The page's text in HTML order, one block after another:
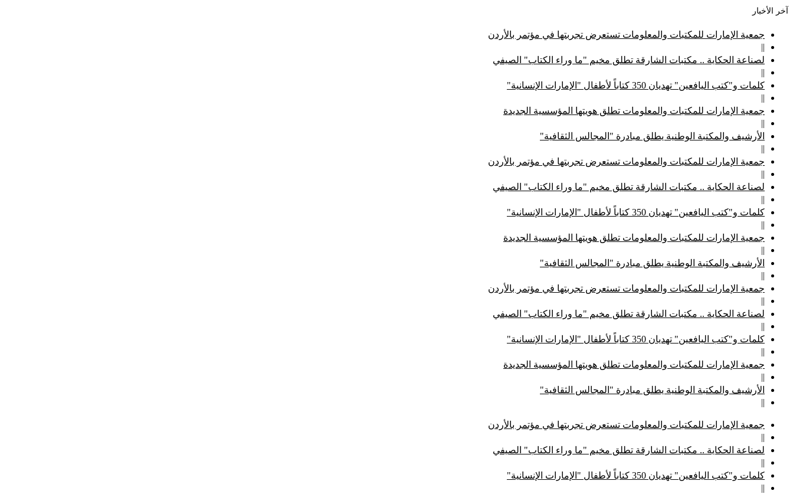
آخر الأخبار
جمعية الإمارات للمكتبات والمعلومات تستعرض تجربتها في مؤتمر بالأردن
||
لصناعة الحكاية .. مكتبات الشارقة تطلق مخيم "ما وراء الكتاب" الصيفي
||
كلمات و"كتب اليافعين" تهديان 350 كتاباً لأطفال "الإمارات الإنسانية"
||
جمعية الإمارات للمكتبات والمعلومات تطلق هويتها المؤسسية الجديدة
||
الأرشيف والمكتبة الوطنية يطلق مبادرة "المجالس الثقافية"
||
جمعية الإمارات للمكتبات والمعلومات تستعرض تجربتها في مؤتمر بالأردن
||
لصناعة الحكاية .. مكتبات الشارقة تطلق مخيم "ما وراء الكتاب" الصيفي
||
كلمات و"كتب اليافعين" تهديان 350 كتاباً لأطفال "الإمارات الإنسانية"
||
جمعية الإمارات للمكتبات والمعلومات تطلق هويتها المؤسسية الجديدة
||
الأرشيف والمكتبة الوطنية يطلق مبادرة "المجالس الثقافية"
||
جمعية الإمارات للمكتبات والمعلومات تستعرض تجربتها في مؤتمر بالأردن
||
لصناعة الحكاية .. مكتبات الشارقة تطلق مخيم "ما وراء الكتاب" الصيفي
||
كلمات و"كتب اليافعين" تهديان 350 كتاباً لأطفال "الإمارات الإنسانية"
||
جمعية الإمارات للمكتبات والمعلومات تطلق هويتها المؤسسية الجديدة
||
الأرشيف والمكتبة الوطنية يطلق مبادرة "المجالس الثقافية"
||
جمعية الإمارات للمكتبات والمعلومات تستعرض تجربتها في مؤتمر بالأردن
||
لصناعة الحكاية .. مكتبات الشارقة تطلق مخيم "ما وراء الكتاب" الصيفي
||
كلمات و"كتب اليافعين" تهديان 350 كتاباً لأطفال "الإمارات الإنسانية"
||